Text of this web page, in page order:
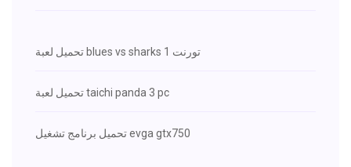
تحميل لعبة blues vs sharks 1 تورنت
تحميل لعبة taichi panda 3 pc
تحميل برنامج تشغيل evga gtx750